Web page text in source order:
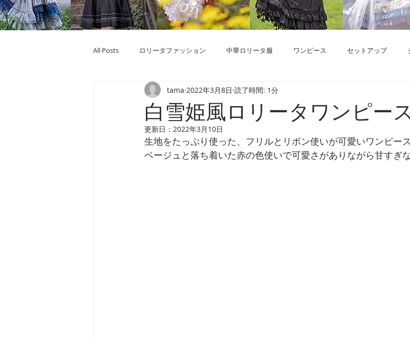
All Posts ロリータファッション 中華ロリータ服 ワンピース セットアップ
Sサイズ ロリータ小物
白雪姫風ロリータワンピース
tama 2022年3月8日 読了時間: 1分
更新日： 2022年3月10日
生地をたっぷり使った、フリルとリボン使いが可愛いワンピー
ベージュと落ち着いた赤の色使いで可愛さがありながら甘すぎ